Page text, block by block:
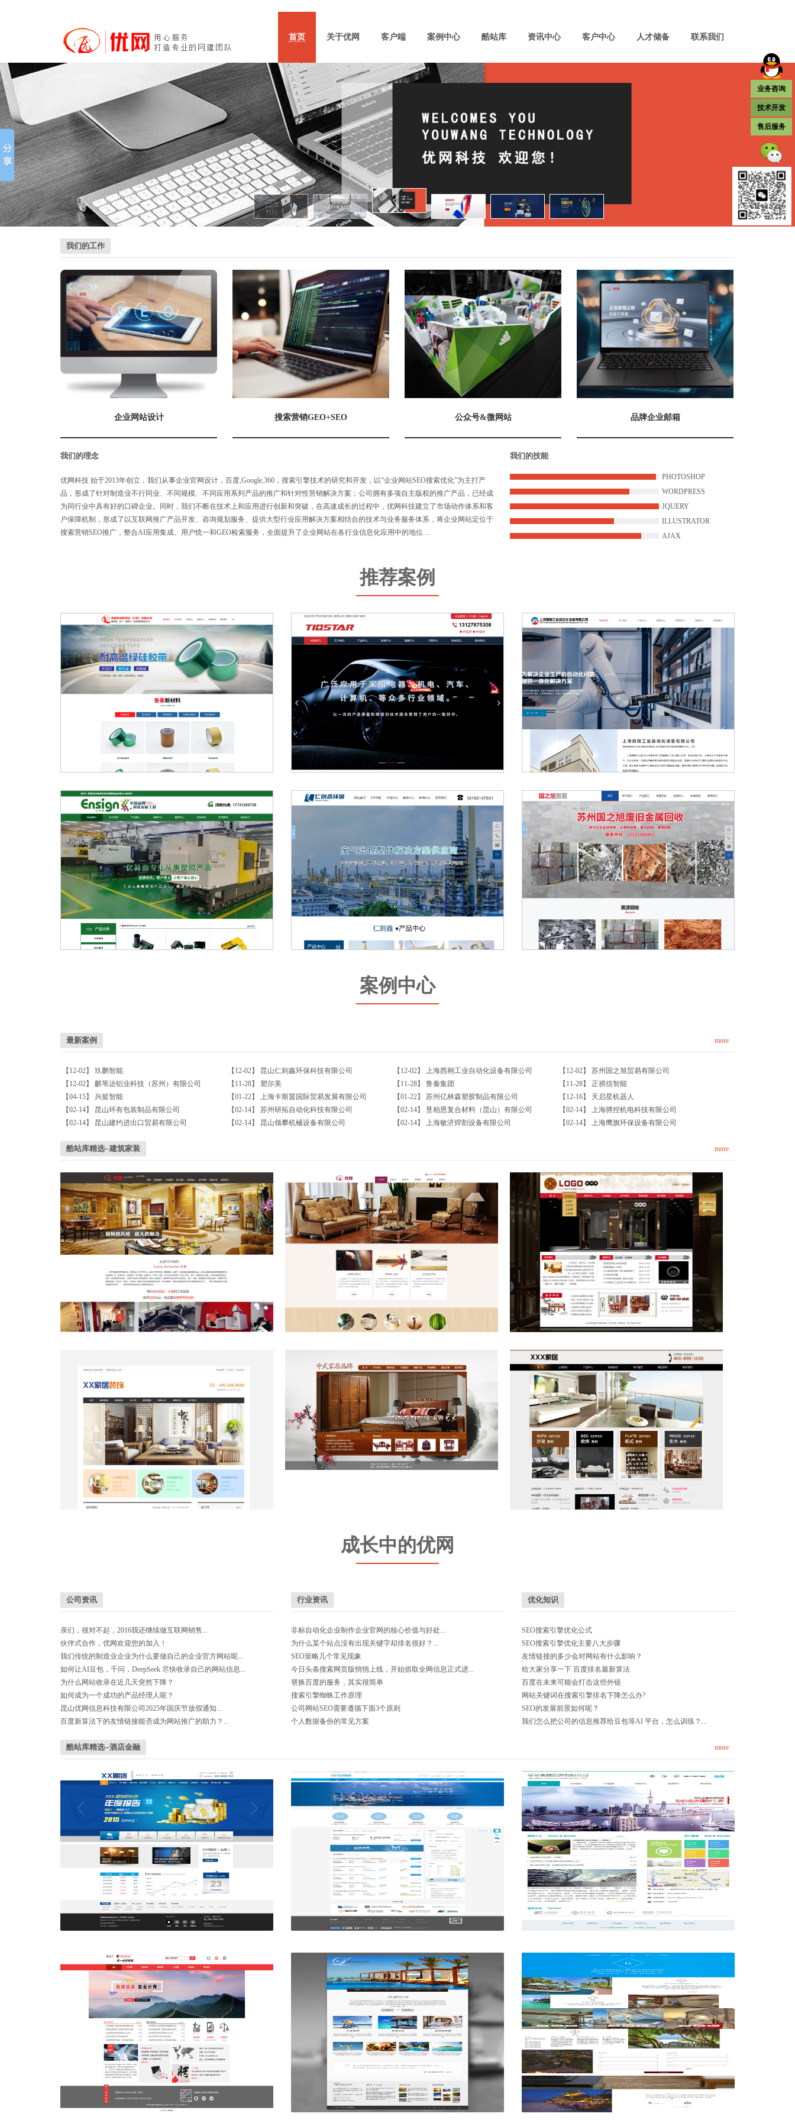
首页 关于优网 客户端 案例中心 酷站库 资讯中心 客户中心 人才储备 联系我们
我们的工作
企业网站设计 搜索营销GEO+SEO 公众号&微网站 品牌企业邮箱
我们的理念
优网科技 始于2013年创立，我们从事企业官网设计，百度,Google,360，搜索引擎技术的研究和开发，以“企业网站SEO搜索优化”为主打产
品，形成了针对制造业不行同业、不同规模、不同应用系列产品的推广和针对性营销解决方案；公司拥有多项自主版权的推广产品，已经成
为同行业中具有好的口碑企业。同时，我们不断在技术上和应用进行创新和突破，在高速成长的过程中，优网科技建立了市场动作体系和客
户保障机制，形成了以互联网推广产品开发、咨询规划服务、提供大型行业应用解决方案相结合的技术与业务服务体系，将企业网站定位于
搜索营销SEO推广，整合AI应用集成、用户统一和GEO检索服务，全面提升了企业网站在各行业信息化应用中的地位....
我们的技能
PHOTOSHOP
WORDPRESS
JQUERY
ILLUSTRATOR
AJAX
推荐案例
鲁秦集团 天启星机器人 上海西翱工业自动化设备有限公司
苏州亿林森塑胶制品有限公司 昆山仁则鑫环保科技有限公司 苏州国之旭贸易有限公司
案例中心
最新案例 more
【12-02】 玖鹏智能 【12-02】 昆山仁则鑫环保科技有限公司 【12-02】 上海西翱工业自动化设备有限公司 【12-02】
苏州国之旭贸易有限公司
【12-02】
麒苇达铝业科技（苏州）有限公司 【11-28】 塑尔美 【11-28】 鲁秦集团 【11-28】
正祺信智能
【04-15】
兴挺智能 【01-22】 上海卡斯茵国际贸易发展有限公司 【01-22】 苏州亿林森塑胶制品有限公司 【12-16】
天启星机器人
【02-14】
昆山环有包装制品有限公司 【02-14】 苏州研拓自动化科技有限公司 【02-14】 垦柏恩复合材料（昆山）有限公司 【02-14】
上海骋控机电科技有限公司
【02-14】
昆山建约进出口贸易有限公司 【02-14】 昆山领攀机械设备有限公司 【02-14】 上海敏济焊割设备有限公司 【02-14】 上海鹰旗环保设备有限公司
酷站库精选--建筑家装 more
家装10-家居装饰网站长屏 家装09-高雅地板网站 家装08-中国风家具首页
家装07-简洁装饰公司网站 家装06-中国风家居装饰网站 家装05-家具装饰网站
成长中的优网
公司资讯
亲们，很对不起，2016我还继续做互联网销售...
伙伴式合作，优网欢迎您的加入！
我们传统的制造业企业为什么要做自己的企业官方网站呢...
如何让AI豆包，千问，DeepSeek 尽快收录自己的网站信息...
为什么网站收录在近几天突然下降？
如何成为一个成功的产品经理人呢？
昆山优网信息科技有限公司2025年国庆节放假通知...
百度新算法下的友情链接能否成为网站推广的助力？...
行业资讯
非标自动化企业制作企业官网的核心价值与好处...
为什么某个站点没有出现关键字却排名很好？...
SEO策略几个常见现象
今日头条搜索网页版悄悄上线，开始抓取全网信息正式进...
替换百度的服务，其实很简单
搜索引擎蜘蛛工作原理
公司网站SEO需要遵循下面3个原则
个人数据备份的常见方案
优化知识
SEO搜索引擎优化公式
SEO搜索引擎优化主要八大步骤
友情链接的多少会对网站有什么影响？
给大家分享一下 百度排名最新算法
百度在未来可能会打击这些外链
网站关键词在搜索引擎排名下降怎么办?
SEO的发展前景如何呢？
我们怎么把公司的信息推荐给豆包等AI 平台，怎么训练？...
酷站库精选--酒店金融 more
业务咨询
技术开发
售后服务